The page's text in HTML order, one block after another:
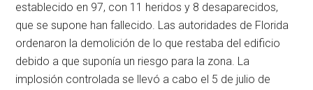
establecido en 97, con 11 heridos y 8 desaparecidos,
que se supone han fallecido. Las autoridades de Florida
ordenaron la demolición de lo que restaba del edificio
debido a que suponía un riesgo para la zona. La
implosión controlada se llevó a cabo el 5 de julio de